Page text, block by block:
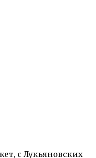
с Лукьяновских